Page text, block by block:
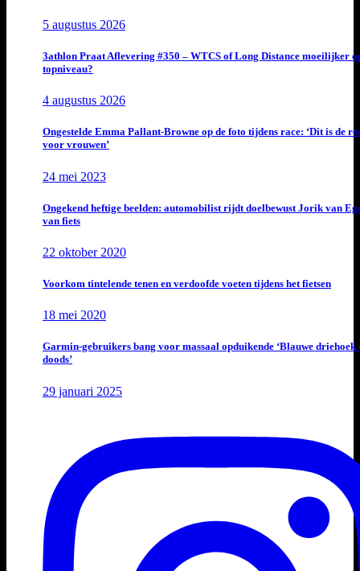
5 augustus 2026
3athlon Praat Aflevering #350 – WTCS of Long Distance moeilijker
topniveau?
4 augustus 2026
Ongestelde Emma Pallant-Browne op de foto tijdens race: ‘Dit is de
voor vrouwen’
24 mei 2023
Ongekend heftige beelden: automobilist rijdt doelbewust Jorik van
van fiets
22 oktober 2020
Voorkom tintelende tenen en verdoofde voeten tijdens het fietsen
18 mei 2020
Garmin-gebruikers bang voor massaal opduikende ‘Blauwe driehoek
doods’
29 januari 2025